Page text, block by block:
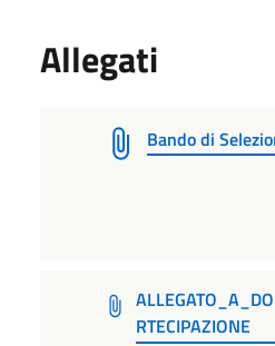
Allegati
Bando di
RTECIPAZIONE